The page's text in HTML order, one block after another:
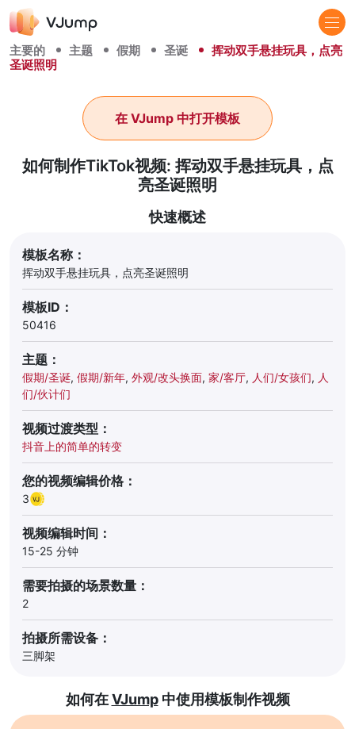
主要的 主题 假期 圣诞
挥动双手悬挂玩具，点亮
圣诞照明
如何制作TikTok视频: 挥动双手悬挂玩具，点
亮圣诞照明
在 VJump 中打开模板
快速概述
模板名称：
挥动双手悬挂玩具，点亮圣诞照明
模板ID：
50416
主题：
假期/圣诞, 假期/新年, 外观/改头换面, 家/客厅, 人们/女孩们, 人
们/伙计们
视频过渡类型：
抖音上的简单的转变
您的视频编辑价格：
3
视频编辑时间：
15-25 分钟
需要拍摄的场景数量：
2
拍摄所需设备：
三脚架
如何在VJump中使用模板制作视频